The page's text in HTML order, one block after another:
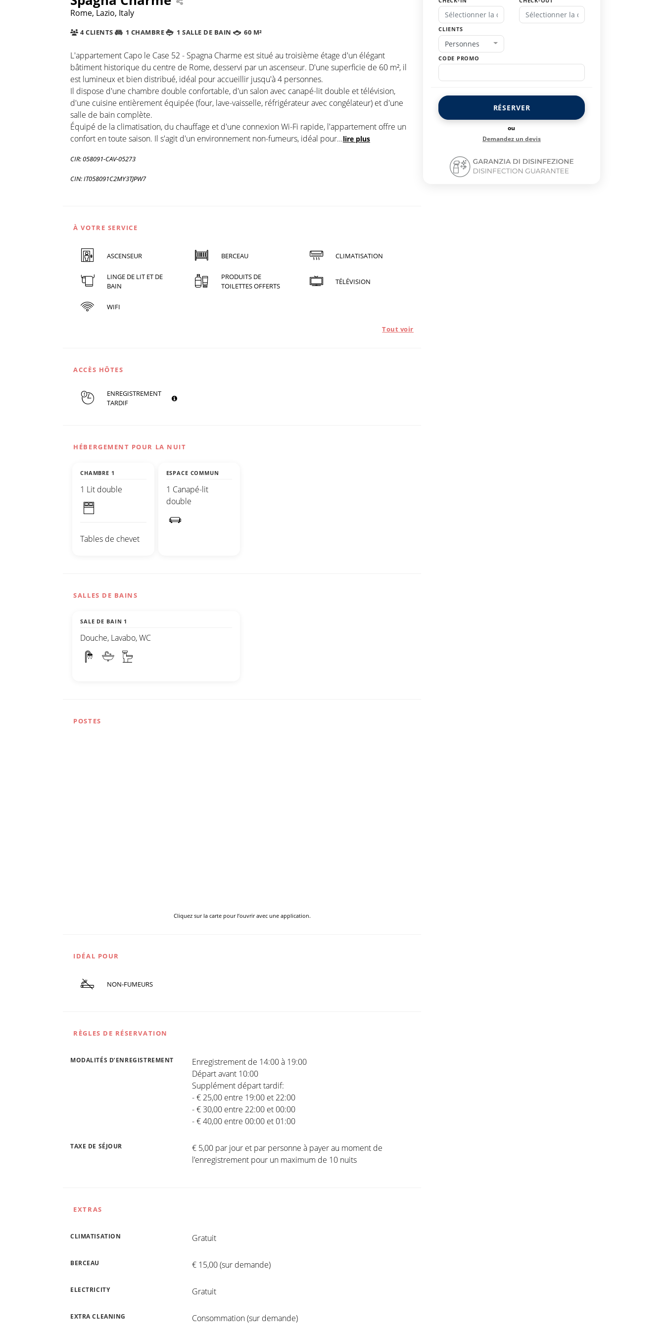
Rome, Lazio, Italy
4 CLIENTS 1 CHAMBRE 1 SALLE DE BAIN 60 M²
L'appartement Capo le Case 52 - Spagna Charme est situé au troisième étage d'un élégant
bâtiment historique du centre de Rome, desservi par un ascenseur. D'une superficie de 60 m², il
est lumineux et bien distribué, idéal pour accueillir jusqu'à 4 personnes.
Il dispose d'une chambre double confortable, d'un salon avec canapé-lit double et télévision,
d'une cuisine entièrement équipée (four, lave-vaisselle, réfrigérateur avec congélateur) et d'une
salle de bain complète.
Équipé de la climatisation, du chauffage et d'une connexion Wi-Fi rapide, l'appartement offre un
confort en toute saison. Il s'agit d'un environnement non-fumeurs, idéal pour...lire plus
CIR: 058091-CAV-05273
CIN: IT058091C2MY3TJPW7
À VOTRE SERVICE
ASCENSEUR BERCEAU CLIMATISATION
LINGE DE LIT ET DE
BAIN
PRODUITS DE
TOILETTES OFFERTS
TÉLÉVISION
WIFI
Tout voir
ACCÈS HÔTES
ENREGISTREMENT
TARDIF
HÉBERGEMENT POUR LA NUIT
CHAMBRE 1
1 Lit double
Tables de chevet
ESPACE COMMUN
1 Canapé-lit
double
SALLES DE BAINS
SALE DE BAIN 1
Douche, Lavabo, WC
POSTES
Cliquez sur la carte pour l’ouvrir avec une application.
IDÉAL POUR
NON-FUMEURS
RÈGLES DE RÉSERVATION
MODALITÉS D’ENREGISTREMENT
Enregistrement de 14:00 à 19:00
Départ avant 10:00
Supplément départ tardif:
- € 25,00 entre 19:00 et 22:00
- € 30,00 entre 22:00 et 00:00
- € 40,00 entre 00:00 et 01:00
TAXE DE SÉJOUR
€ 5,00 par jour et par personne à payer au moment de
l’enregistrement pour un maximum de 10 nuits
EXTRAS
CLIMATISATION Gratuit
BERCEAU € 15,00 (sur demande)
ELECTRICITY Gratuit
EXTRA CLEANING Consommation (sur demande)
CLIENTS
Personnes
CODE PROMO
RÉSERVER
ou
Demandez un devis